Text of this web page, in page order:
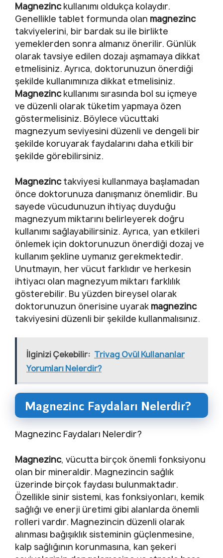
Magnezinckullanımı oldukça kolaydır.
Genellikle tablet formunda olan magnezinc
takviyelerini, bir bardak su ile birlikte
yemeklerden sonra almanız önerilir. Günlük
olarak tavsiye edilen dozajı aşmamaya dikkat
etmelisiniz. Ayrıca, doktorunuzun önerdiği
şekilde kullanımınıza dikkat etmelisiniz.
Magnezinckullanımı sırasında bol su içmeye
ve düzenli olarak tüketim yapmaya özen
göstermelisiniz. Böylece vücuttaki
magnezyum seviyesini düzenli ve dengeli bir
şekilde koruyarak faydalarını daha etkili bir
şekilde görebilirsiniz.
Magnezinctakviyesi kullanmaya başlamadan
önce doktorunuza danışmanız önemlidir. Bu
sayede vücudunuzun ihtiyaç duyduğu
magnezyum miktarını belirleyerek doğru
kullanımı sağlayabilirsiniz. Ayrıca, yan etkileri
önlemek için doktorunuzun önerdiği dozaj ve
kullanım şekline uymanız gerekmektedir.
Unutmayın, her vücut farklıdır ve herkesin
ihtiyacı olan magnezyum miktarı farklılık
gösterebilir. Bu yüzden bireysel olarak
doktorunuzun önerisine uyarak magnezinc
takviyesini düzenli bir şekilde kullanmalısınız.
İlginizi Çekebilir: Trivag Ovül Kullananlar
Yorumları Nelerdir?
Magnezinc Faydaları Nelerdir?
Magnezinc Faydaları Nelerdir?
Magnezinc, vücutta birçok önemli fonksiyonu
olan bir mineraldir. Magnezincin sağlık
üzerinde birçok faydası bulunmaktadır.
Özellikle sinir sistemi, kas fonksiyonları, kemik
sağlığı ve enerji üretimi gibi alanlarda önemli
rolleri vardır. Magnezincin düzenli olarak
alınması bağışıklık sisteminin güçlenmesine,
kalp sağlığının korunmasına, kan şekeri